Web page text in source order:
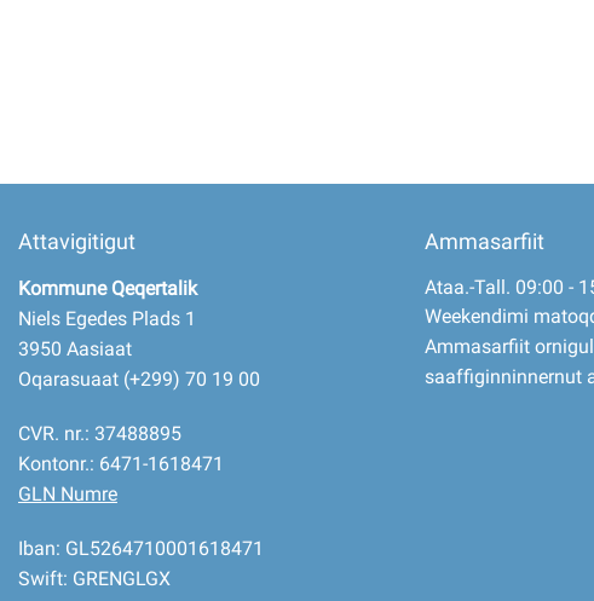
Attavigitigut
Kommune Qeqertalik
Niels Egedes Plads 1
3950 Aasiaat
Oqarasuaat (+299) 70 19 00
CVR. nr.: 37488895
Kontonr.: 6471-1618471
GLN Numre
Iban: GL5264710001618471
Swift: GRENGLGX
Ammasarfiit
Ataa.-Tall. 09:00 -
Weekendimi
Ammasarfiit
saaffiginninnernut